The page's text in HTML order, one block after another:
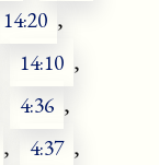
14:20 ,
14:10 ,
4:36 ,
, 4:37 ,